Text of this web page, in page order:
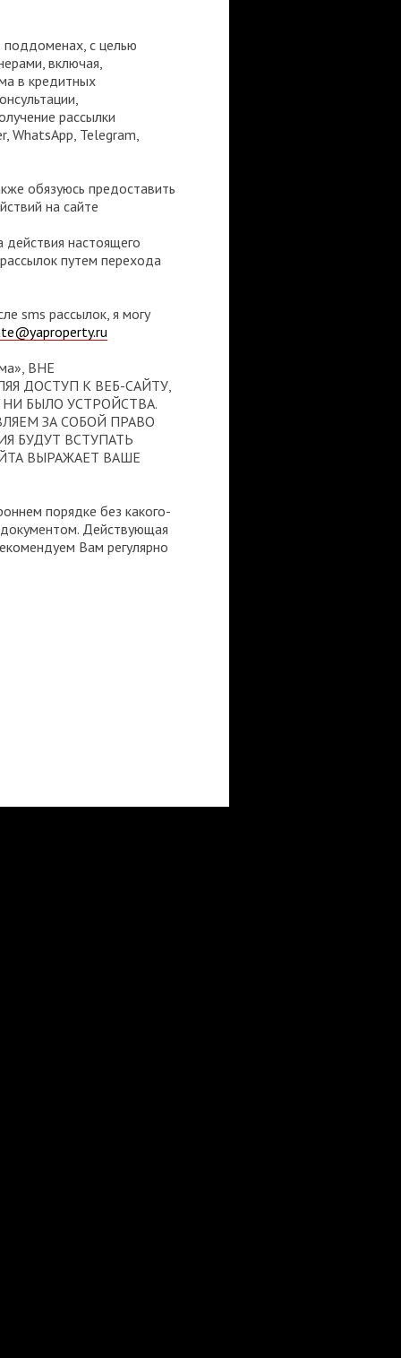
поддоменах, с целью
включая,
в кредитных
рассылки
WhatsApp, Telegram,
обязуюсь предоставить
на сайте
настоящего
путем перехода
sms рассылок, я могу
ВНЕ
ДОСТУП К ВЕБ-САЙТУ,
БЫЛО УСТРОЙСТВА.
ЗА СОБОЙ ПРАВО
БУДУТ ВСТУПАТЬ
ВЫРАЖАЕТ ВАШЕ
порядке без какого-
Действующая
Вам регулярно